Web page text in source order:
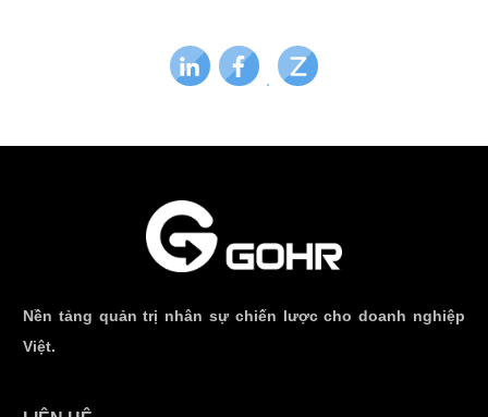
Nền tảng quản trị nhân sự chiến lược cho doanh nghiệp
Việt.